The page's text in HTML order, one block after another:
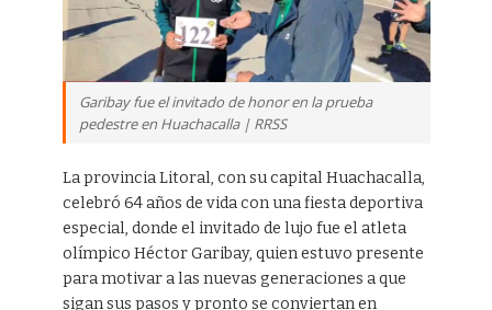
Garibay fue el invitado de honor en la prueba
pedestre en Huachacalla | RRSS
La provincia Litoral, con su capital Huachacalla,
celebró 64 años de vida con una fiesta deportiva
especial, donde el invitado de lujo fue el atleta
olímpico Héctor Garibay, quien estuvo presente
para motivar a las nuevas generaciones a que
sigan sus pasos y pronto se conviertan en